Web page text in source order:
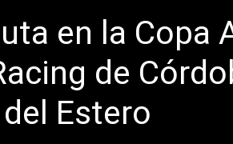
en la Copa
de
Estero